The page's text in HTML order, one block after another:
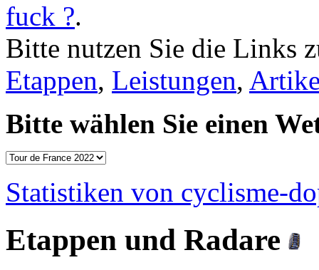
fuck ?.
Bitte nutzen Sie die Links
Etappen, Leistungen,
Bitte wählen Sie einen
Statistiken von cyclisme-
Etappen und Radare